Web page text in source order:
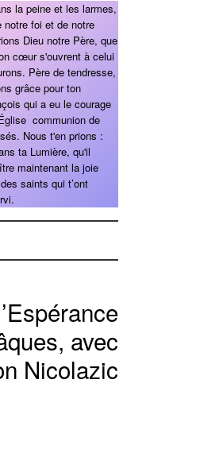
la peine et les larmes,
notre foi et de notre
Dieu notre Père, que
cœur s'ouvrent à celui
Père de tendresse,
grâce pour ton
qui a eu le courage
communion de
Nous t'en prions :
ta Lumière, qu'il
maintenant la joie
saints qui t’ont
avec
Nicolazic